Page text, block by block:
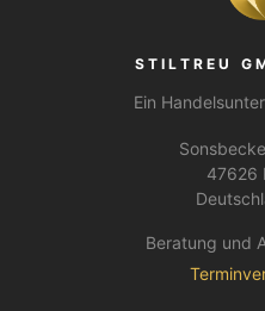
STILTREU
Ein
47626
Beratung und